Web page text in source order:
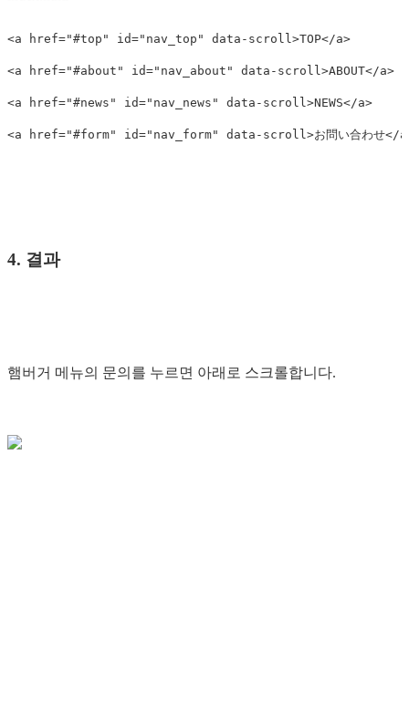
<a href="#top" id="nav_top" data-scroll>TOP</a>
<a href="#about" id="nav_about" data-scroll>ABOUT</a>
<a href="#news" id="nav_news" data-scroll>NEWS</a>
<a href="#form" id="nav_form" data-scroll>お問い合わせ</
4. 결과
햄버거 메뉴의 문의를 누르면 아래로 스크롤합니다.